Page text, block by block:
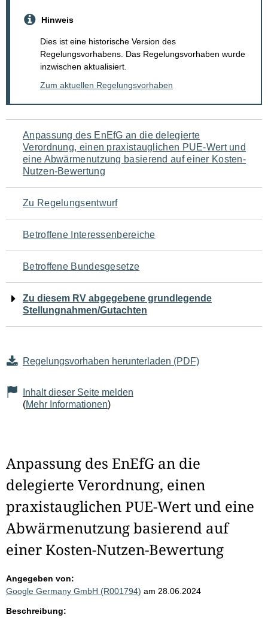
Hinweis
Dies ist eine historische Version des
Regelungsvorhabens. Das Regelungsvorhaben wurde
inzwischen aktualisiert.
Zum aktuellen Regelungsvorhaben
Navigation
für
den
Seiteninhalt
Anpassung des EnEfG an die delegierte
Verordnung, einen praxistauglichen PUE-Wert und
eine Abwärmenutzung basierend auf einer Kosten-
Nutzen-Bewertung
Zu Regelungsentwurf
Betroffene Interessenbereiche
Betroffene Bundesgesetze
Zu diesem RV abgegebene grundlegende
Stellungnahmen/Gutachten
Regelungsvorhaben herunterladen (PDF)
Inhalt dieser Seite melden
(Mehr Informationen)
Anpassung des EnEfG an die
delegierte Verordnung, einen
praxistauglichen PUE-Wert und eine
Abwärmenutzung basierend auf
einer Kosten-Nutzen-Bewertung
Angegeben von:
Google Germany GmbH (R001794) am 28.06.2024
Beschreibung: